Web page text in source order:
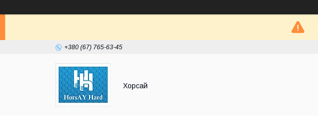
+380 (67) 765-63-45
Хорсай